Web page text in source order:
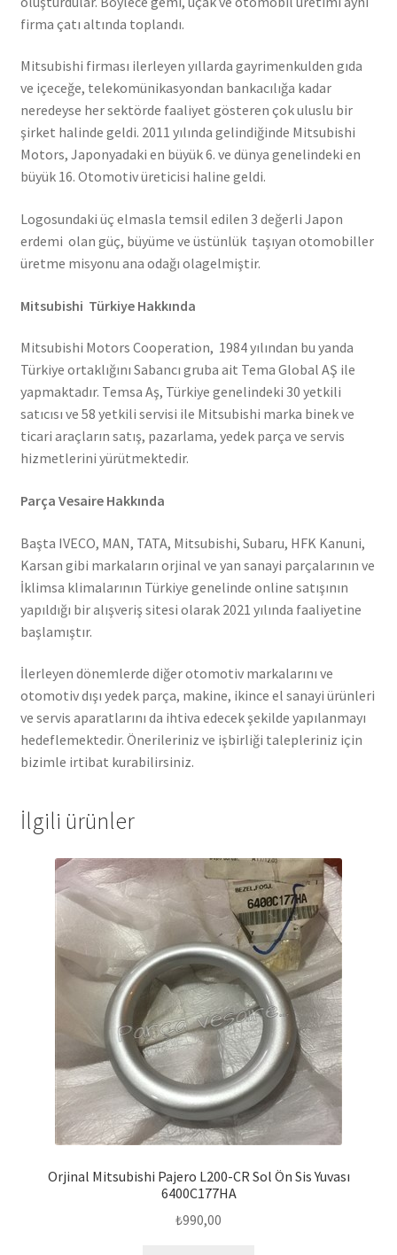
firma çatı altında toplandı.
Mitsubishi firması ilerleyen yıllarda gayrimenkulden gıda
ve içeceğe, telekomünikasyondan bankacılığa kadar
neredeyse her sektörde faaliyet gösteren çok uluslu bir
şirket halinde geldi. 2011 yılında gelindiğinde Mitsubishi
Motors, Japonyadaki en büyük 6. ve dünya genelindeki en
büyük 16. Otomotiv üreticisi haline geldi.
Logosundaki üç elmasla temsil edilen 3 değerli Japon
erdemi olan güç, büyüme ve üstünlük taşıyan otomobiller
üretme misyonu ana odağı olagelmiştir.
Mitsubishi Türkiye Hakkında
Mitsubishi Motors Cooperation, 1984 yılından bu yanda
Türkiye ortaklığını Sabancı gruba ait Tema Global AŞ ile
yapmaktadır. Temsa Aş, Türkiye genelindeki 30 yetkili
satıcısı ve 58 yetkili servisi ile Mitsubishi marka binek ve
ticari araçların satış, pazarlama, yedek parça ve servis
hizmetlerini yürütmektedir.
Parça Vesaire Hakkında
Başta IVECO, MAN, TATA, Mitsubishi, Subaru, HFK Kanuni,
Karsan gibi markaların orjinal ve yan sanayi parçalarının ve
İklimsa klimalarının Türkiye genelinde online satışının
yapıldığı bir alışveriş sitesi olarak 2021 yılında faaliyetine
başlamıştır.
İlerleyen dönemlerde diğer otomotiv markalarını ve
otomotiv dışı yedek parça, makine, ikince el sanayi ürünleri
ve servis aparatlarını da ihtiva edecek şekilde yapılanmayı
hedeflemektedir. Önerileriniz ve işbirliği talepleriniz için
bizimle irtibat kurabilirsiniz.
İlgili ürünler
Orjinal Mitsubishi Pajero L200-CR Sol Ön Sis Yuvası
6400C177HA
₺990,00